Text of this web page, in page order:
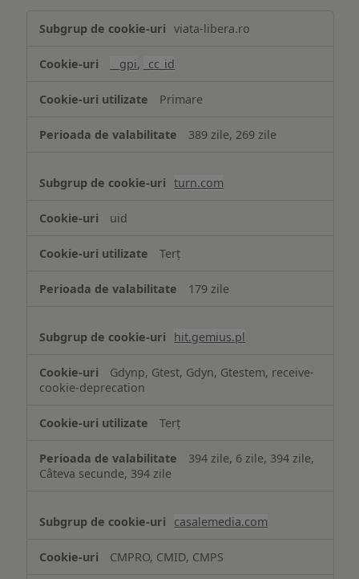
țintită
viata-libera.ro
__gpi, _cc_id
Primare
389 zile, 269 zile
turn.com
uid
Terț
179 zile
hit.gemius.pl
Gdynp, Gtest, Gdyn, Gtestem, receive-
cookie-deprecation
Terț
394 zile, 6 zile, 394 zile,
Câteva secunde, 394 zile
casalemedia.com
CMPRO, CMID, CMPS